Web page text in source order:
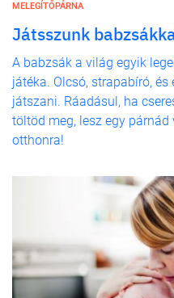
MELEGÍTŐPÁRNA
Játsszunk
A babzsák a világ egyik
játéka. Olcsó, strapabíró, és
játszani. Ráadásul, ha
töltöd meg, lesz egy
otthonra!